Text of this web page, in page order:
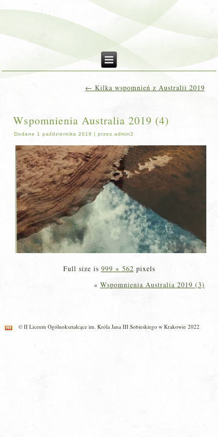
← Kilka wspomnień z Australii 2019
Wspomnienia Australia 2019 (4)
Dodane 1 października 2019 |przez admin2
Full size is 999 × 562 pixels
« Wspomnienia Australia 2019 (3)
© II Liceum Ogólnokształcące im. Króla Jana III Sobieskiego w Krakowie 2022